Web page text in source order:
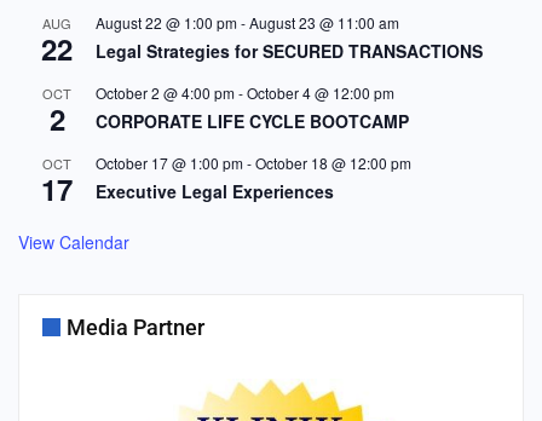
AUG
22
August 22 @ 1:00 pm-August 23 @ 11:00 am
Legal Strategies for SECURED TRANSACTIONS
OCT
2
October 2 @ 4:00 pm-October 4 @ 12:00 pm
CORPORATE LIFE CYCLE BOOTCAMP
OCT
17
October 17 @ 1:00 pm-October 18 @ 12:00 pm
Executive Legal Experiences
View Calendar
Media Partner